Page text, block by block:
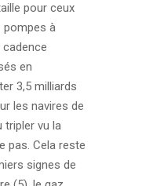
pour ceux
pompes à
en
3,5 milliards
les navires de
tripler vu la
pas. Cela reste
signes de